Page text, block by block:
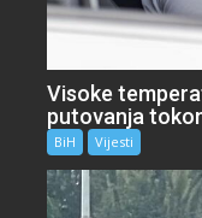
Visoke
putovanja
BiH Vijesti